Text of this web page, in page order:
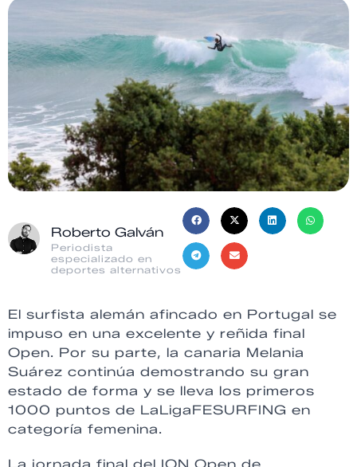
Roberto Galván
Periodista
especializado en
deportes alternativos
El surfista alemán afincado en Portugal se
impuso en una excelente y reñida final
Open. Por su parte, la canaria Melania
Suárez continúa demostrando su gran
estado de forma y se lleva los primeros
1000 puntos de LaLigaFESURFING en
categoría femenina.
La jornada final del ION Open de